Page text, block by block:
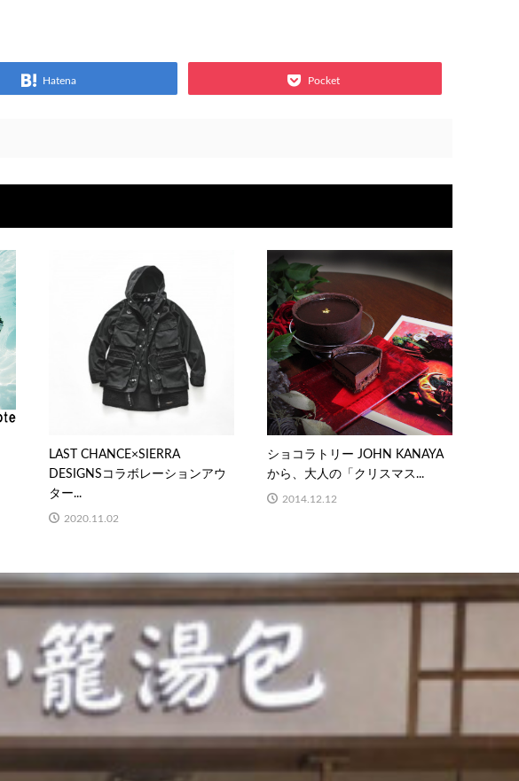
Hatena Pocket
LAST CHANCE×SIERRA
DESIGNSコラボレーションアウ
ター...
2020.11.02
ショコラトリー JOHN KANAYA
から、大人の「クリスマス...
2014.12.12